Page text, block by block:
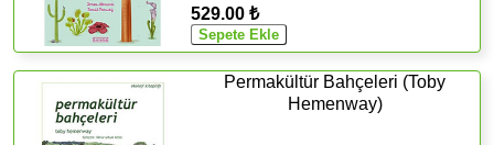
529.00 ₺
Permakültür Bahçeleri (Toby
Hemenway)